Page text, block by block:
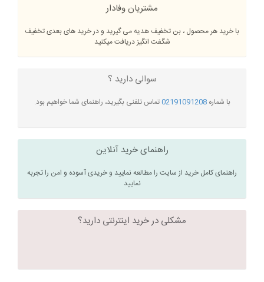
مشتریان وفادار
با خرید هر محصول ، بن تخفیف هدیه می گیرید و در خرید های بعدی تخفیف
شگفت انگیز دریافت میکنید
سوالی دارید ؟
با شماره02191091208تماس تلفنی بگیرید، راهنمای شما خواهیم بود.
راهنمای خرید آنلاین
راهنمای کامل خرید از سایت را مطالعه نمایید و خریدی آسوده و امن را تجربه
نمایید
مشکلی در خرید اینترنتی دارید؟